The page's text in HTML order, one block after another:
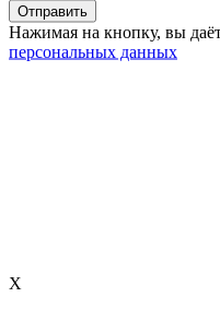
Нажимая на кнопку, вы
персональных данных
X